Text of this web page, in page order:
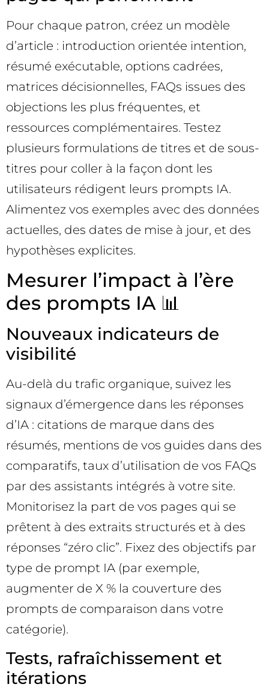
Pour chaque patron, créez un modèle
d’article : introduction orientée intention,
résumé exécutable, options cadrées,
matrices décisionnelles, FAQs issues des
objections les plus fréquentes, et
ressources complémentaires. Testez
plusieurs formulations de titres et de sous-
titres pour coller à la façon dont les
utilisateurs rédigent leurs prompts IA.
Alimentez vos exemples avec des données
actuelles, des dates de mise à jour, et des
hypothèses explicites.
Mesurer l’impact à l’ère
des prompts IA 📊
Nouveaux indicateurs de
visibilité
Au-delà du trafic organique, suivez les
signaux d’émergence dans les réponses
d’IA : citations de marque dans des
résumés, mentions de vos guides dans des
comparatifs, taux d’utilisation de vos FAQs
par des assistants intégrés à votre site.
Monitorisez la part de vos pages qui se
prêtent à des extraits structurés et à des
réponses “zéro clic”. Fixez des objectifs par
type de prompt IA (par exemple,
augmenter de X % la couverture des
prompts de comparaison dans votre
catégorie).
Tests, rafraîchissement et
itérations